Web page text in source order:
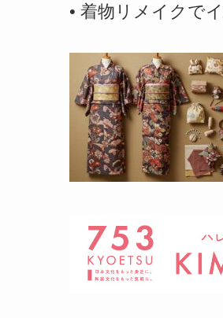
• 着物リメイクで